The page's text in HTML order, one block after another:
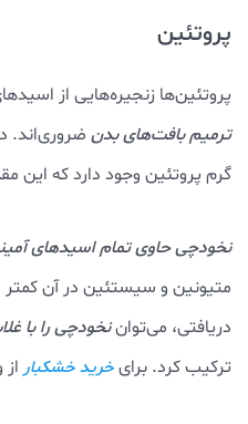
پروتئین
پروتئین‌ها زنجیره‌هایی از
ترمیم بافت‌های بدن
گرم پروتئین وجود دارد که این
نخودچی حاوی تمام اسیدهای
متیونین و سیستئین در آن
دریافتی، می‌تواننخودچی را با
ترکیب کرد. برایخرید خشکبار